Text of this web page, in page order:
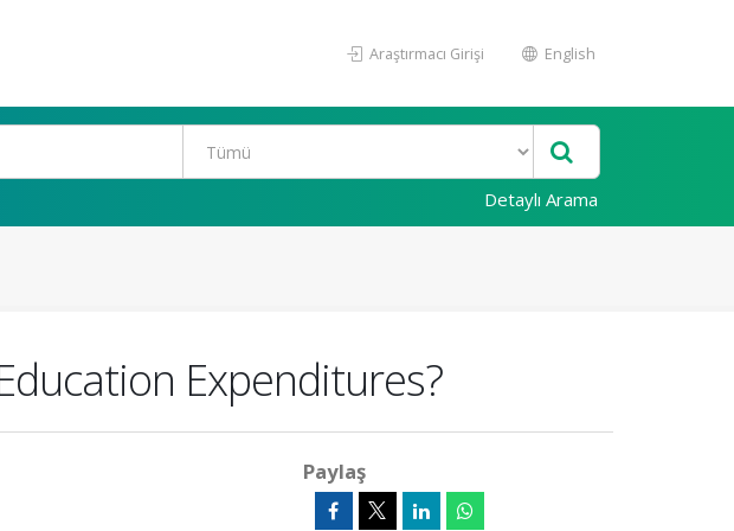
Araştırmacı Girişi English
Detaylı Arama
Expenditures?
Paylaş